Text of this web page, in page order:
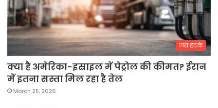
जरा हटके
क्या है अमेरिका-इस्राइल में पेट्रोल की कीमत? ईरान
में इतना सस्ता मिल रहा है तेल
March 25, 2026